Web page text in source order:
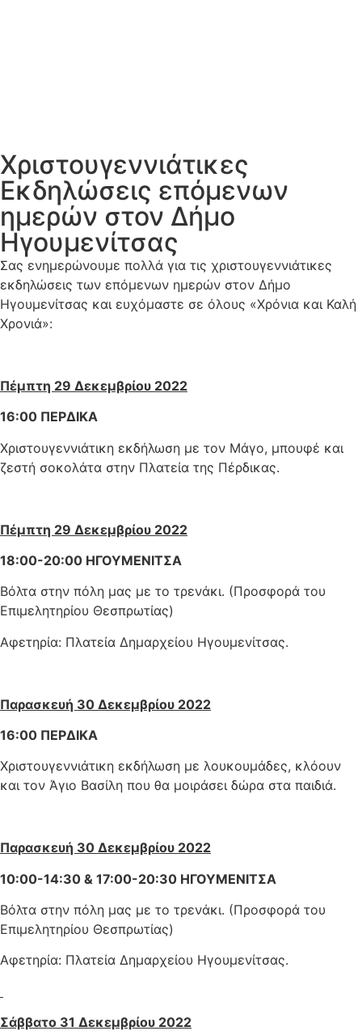
Χριστουγεννιάτικες
Εκδηλώσεις επόμενων
ημερών στον Δήμο
Ηγουμενίτσας
Σας ενημερώνουμε πολλά για τις χριστουγεννιάτικες
εκδηλώσεις των επόμενων ημερών στον Δήμο
Ηγουμενίτσας και ευχόμαστε σε όλους «Χρόνια και Καλή
Χρονιά»:
Πέμπτη 29 Δεκεμβρίου 2022
16:00 ΠΕΡΔΙΚΑ
Χριστουγεννιάτικη εκδήλωση με τον Μάγο, μπουφέ και
ζεστή σοκολάτα στην Πλατεία της Πέρδικας.
Πέμπτη 29 Δεκεμβρίου 2022
18:00-20:00 ΗΓΟΥΜΕΝΙΤΣΑ
Βόλτα στην πόλη μας με το τρενάκι. (Προσφορά του
Επιμελητηρίου Θεσπρωτίας)
Αφετηρία: Πλατεία Δημαρχείου Ηγουμενίτσας.
Παρασκευή 30 Δεκεμβρίου 2022
16:00 ΠΕΡΔΙΚΑ
Χριστουγεννιάτικη εκδήλωση με λουκουμάδες, κλόουν
και τον Άγιο Βασίλη που θα μοιράσει δώρα στα παιδιά.
Παρασκευή 30 Δεκεμβρίου 2022
10:00-14:30 & 17:00-20:30 ΗΓΟΥΜΕΝΙΤΣΑ
Βόλτα στην πόλη μας με το τρενάκι. (Προσφορά του
Επιμελητηρίου Θεσπρωτίας)
Αφετηρία: Πλατεία Δημαρχείου Ηγουμενίτσας.
Σάββατο 31 Δεκεμβρίου 2022